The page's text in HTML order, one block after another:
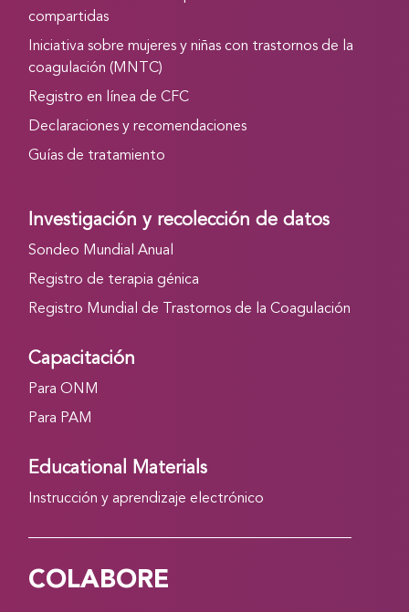
compartidas
Iniciativa sobre mujeres y niñas con trastornos de la
coagulación (MNTC)
Registro en línea de CFC
Declaraciones y recomendaciones
Guías de tratamiento
Investigación y recolección de datos
Sondeo Mundial Anual
Registro de terapia génica
Registro Mundial de Trastornos de la Coagulación
Capacitación
Para ONM
Para PAM
Educational Materials
Instrucción y aprendizaje electrónico
COLABORE